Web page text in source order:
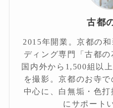
古都
2015年開業。京都の
ディング専門「古都
国内外から1,500組以
を撮影。京都のお寺
中心に、白無垢・色
にサポート